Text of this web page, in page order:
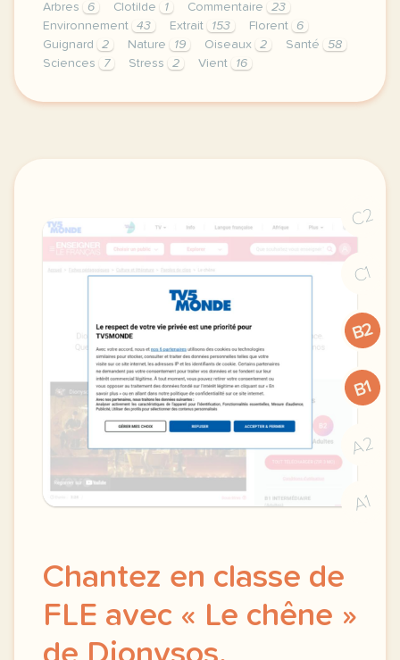
Arbres 6 Clotilde 1 Commentaire
23
Environnement
43 Extrait 153 Florent
6
Guignard
2 Nature 19 Oiseaux 2 Santé
58
Sciences
7 Stress 2 Vient 16
exercice c1 c2 comment les oiseaux et les
C2
C1
B2
B1
A2
A1
Chantez en classe de
FLE avec « Le chêne »